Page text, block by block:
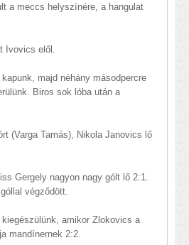
a meccs helyszínére, a hangulat
Ivovics elől.
majd néhány másodpercre
Biros sok lóba után a
(Varga Tamás), Nikola Janovics lő
Gergely nagyon nagy gólt lő 2:1.
végződött.
kiegészülünk, amikor Zlokovics a
mandínernek 2:2.